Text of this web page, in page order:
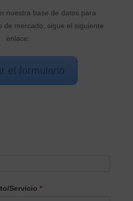
nuestra base de datos para
de mercado, sigue el siguiente
enlace:
el formulario
Servicio *